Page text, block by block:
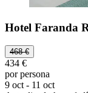
Hotel Faranda
468 €
434 €
por persona
9 oct - 11 oct